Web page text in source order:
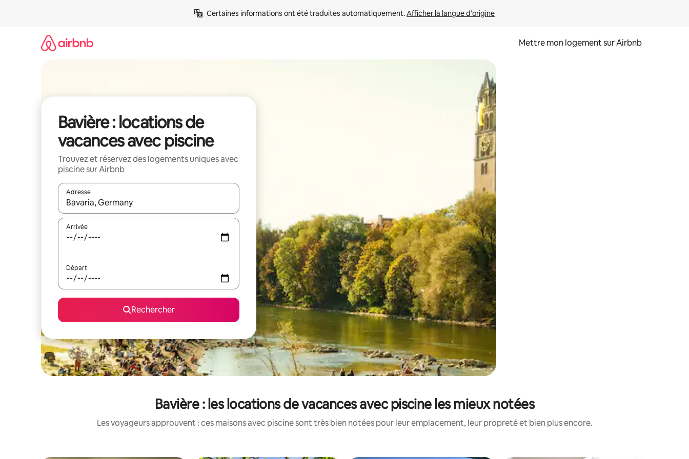
Certaines informations ont été traduites automatiquement. Afficher la langue d'origine
Mettre mon logement sur Airbnb
Bavière : locations de
vacances avec piscine
Trouvez et réservez des logements uniques avec
piscine sur Airbnb
Adresse
Lorsque les résultats s'affichent, utilisez les flèches vers le haut et vers le bas pour les parcourir ou en appuyant et en faisant glisser.
Arrivée
Départ
Rechercher
Bavière : les locations de vacances avec piscine les mieux notées
Les voyageurs approuvent : ces maisons avec piscine sont très bien notées pour leur emplacement, leur propreté et bien plus encore.